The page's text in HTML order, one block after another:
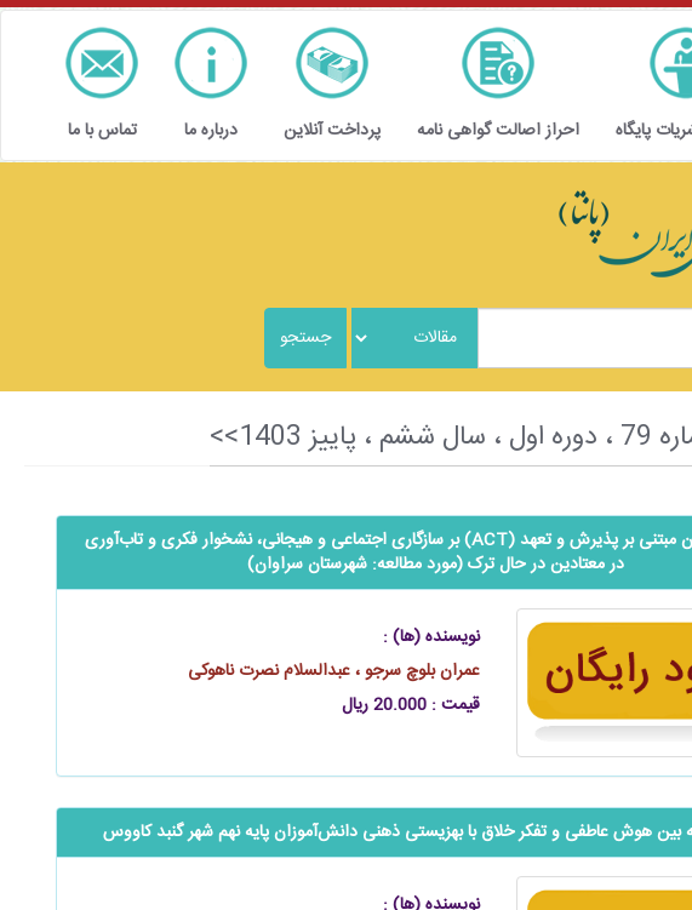
پایگاه احراز اصالت گواهی نامه پرداخت آنلاین درباره ما تماس با ما
اثربخشی درمان مبتنی بر پذیرش و تعهد (ACT) بر سازگاری اجتماعی و هیجانی، نشخوار فکری و تاب‌آوری
در معتادین در حال ترک (مورد مطالعه: شهرستان سراوان)
نویسنده (ها) :
عمران بلوچ سرجو ، عبدالسلام نصرت ناهوکی
قیمت : 20.000 ریال
بین هوش عاطفی و تفکر خلاق با بهزیستی ذهنی ‌‌‌‌دانش‌آموزان پایه نهم شهر گنبد کاووس